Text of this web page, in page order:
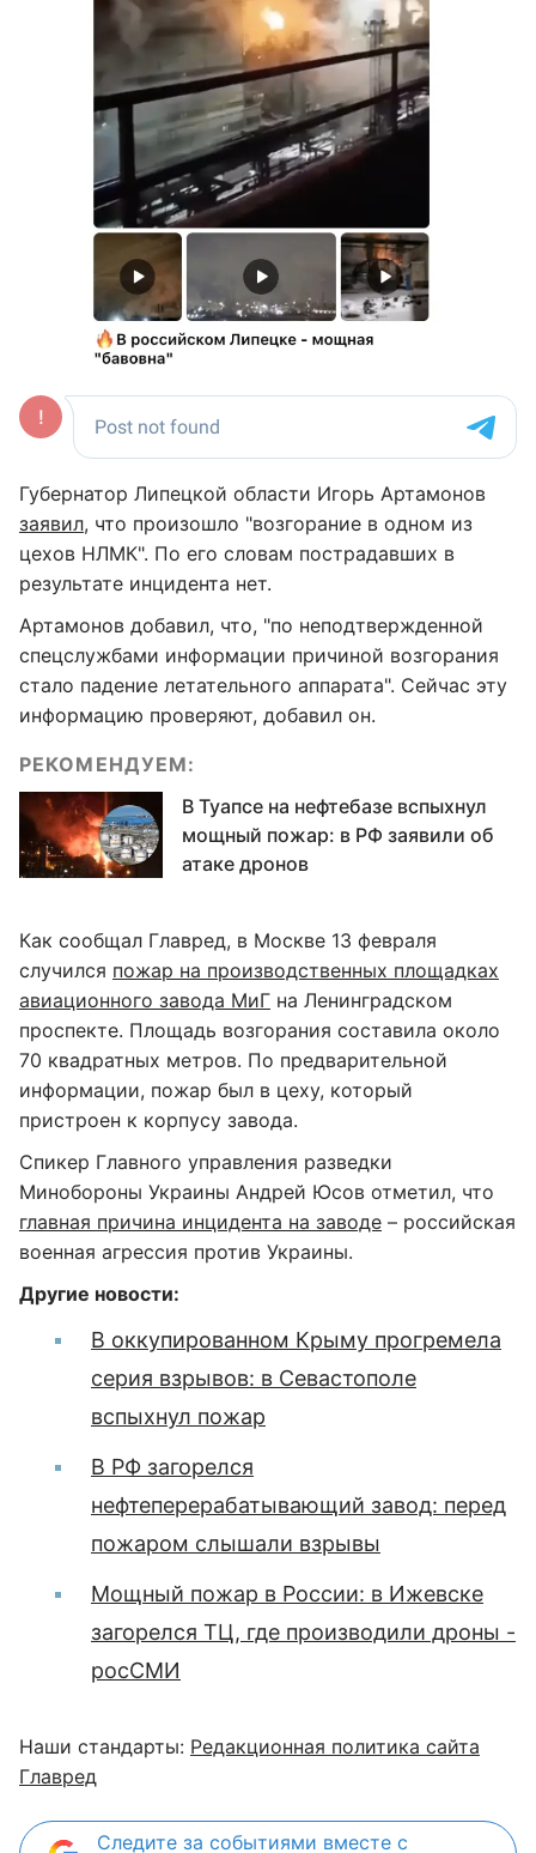
Губернатор Липецкой области Игорь Артамонов
заявил, что произошло "возгорание в одном из
цехов НЛМК". По его словам пострадавших в
результате инцидента нет.
Артамонов добавил, что, "по неподтвержденной
спецслужбами информации причиной возгорания
стало падение летательного аппарата". Сейчас эту
информацию проверяют, добавил он.
РЕКОМЕНДУЕМ:
В Туапсе на нефтебазе вспыхнул
мощный пожар: в РФ заявили об
атаке дронов
Как сообщал Главред, в Москве 13 февраля
случился пожар на производственных площадках
авиационного завода МиГ на Ленинградском
проспекте. Площадь возгорания составила около
70 квадратных метров. По предварительной
информации, пожар был в цеху, который
пристроен к корпусу завода.
Спикер Главного управления разведки
Минобороны Украины Андрей Юсов отметил, что
главная причина инцидента на заводе – российская
военная агрессия против Украины.
Другие новости:
В оккупированном Крыму прогремела
серия взрывов: в Севастополе
вспыхнул пожар
В РФ загорелся
нефтеперерабатывающий завод: перед
пожаром слышали взрывы
Мощный пожар в России: в Ижевске
загорелся ТЦ, где производили дроны -
росСМИ
Наши стандарты: Редакционная политика сайта
Главред
Следите за событиями вместе с